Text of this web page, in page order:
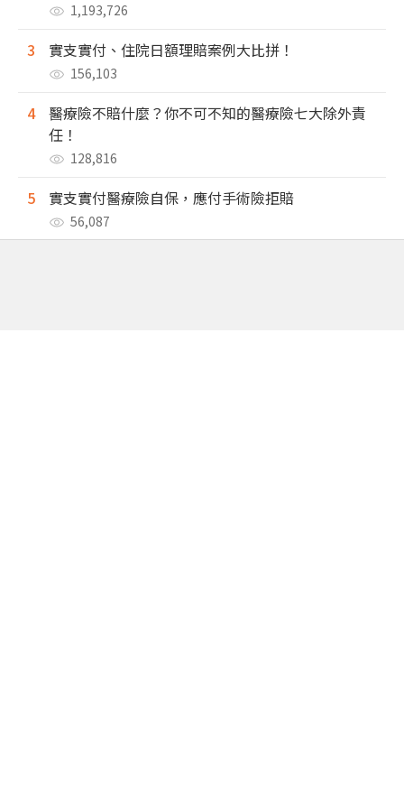
1,193,726
3 實支實付、住院日額理賠案例大比拼！
156,103
4
醫療險不賠什麼？你不可不知的醫療險七大除外責
任！
128,816
5 實支實付醫療險自保，應付手術險拒賠
56,087